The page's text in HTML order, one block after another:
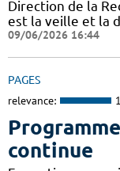
Direction de la
est la veille et la
09/06/2026 16:44
PAGES
relevance:
continue